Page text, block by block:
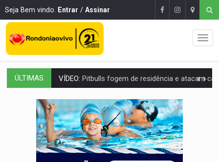
Seja Bem vindo. Entrar / Assinar
ÚLTIMAS VÍDEO: Pitbulls fogem de residência e atacam casal de idosos
AÇÃO CONJUNTA:Forças policiais apreendem cerca de 1kg de
PF ESTÁ APURANDO:Flávio Bolsonaro escolhe Alfredo Gaspar como vice, alvo de
NO CENTRO:Colisão entre ônibus e carro provoca
ELEIÇÕES 2026:Candidato a deputado estadual declara carros por R$ 25 e casas